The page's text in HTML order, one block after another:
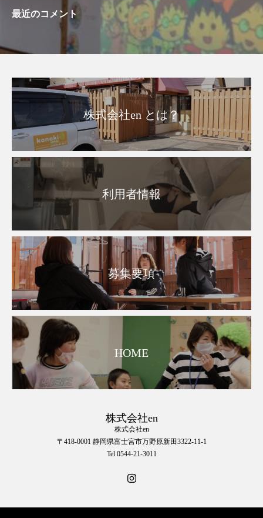
最近のコメント
株式会社en とは？
利用者情報
募集要項
HOME
株式会社en
株式会社en
〒418-0001 静岡県富士宮市万野原新田3322-11-1
Tel 0544-21-3011